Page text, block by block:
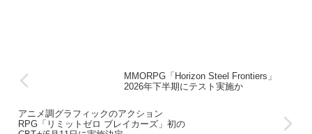
MMORPG「Horizon Steel Frontiers」
2026年下半期にテスト実施か
アニメ調グラフィックのアクション
RPG「リミットゼロ ブレイカーズ」初の